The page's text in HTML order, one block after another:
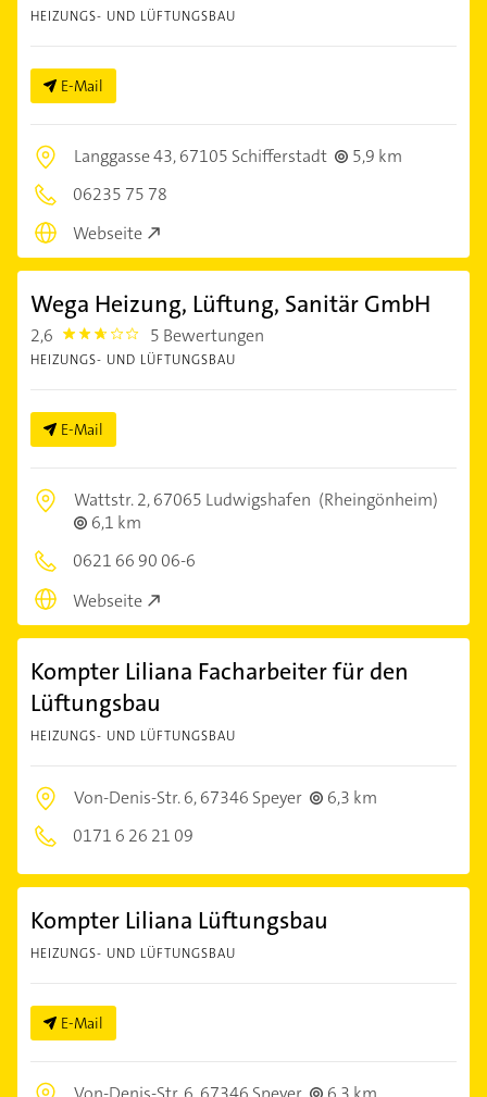
HEIZUNGS- UND LÜFTUNGSBAU
E-Mail
Langgasse 43,67105 Schifferstadt
5,9 km
06235 75 78
Webseite
Wega Heizung, Lüftung, Sanitär GmbH
2,6 2.6000001 5 Bewertungen
HEIZUNGS- UND LÜFTUNGSBAU
E-Mail
Wattstr. 2,67065 Ludwigshafen (Rheingönheim)
6,1 km
0621 66 90 06-6
Webseite
Kompter Liliana Facharbeiter für den
Lüftungsbau
HEIZUNGS- UND LÜFTUNGSBAU
Von-Denis-Str. 6,67346 Speyer
6,3 km
0171 6 26 21 09
Kompter Liliana Lüftungsbau
HEIZUNGS- UND LÜFTUNGSBAU
E-Mail